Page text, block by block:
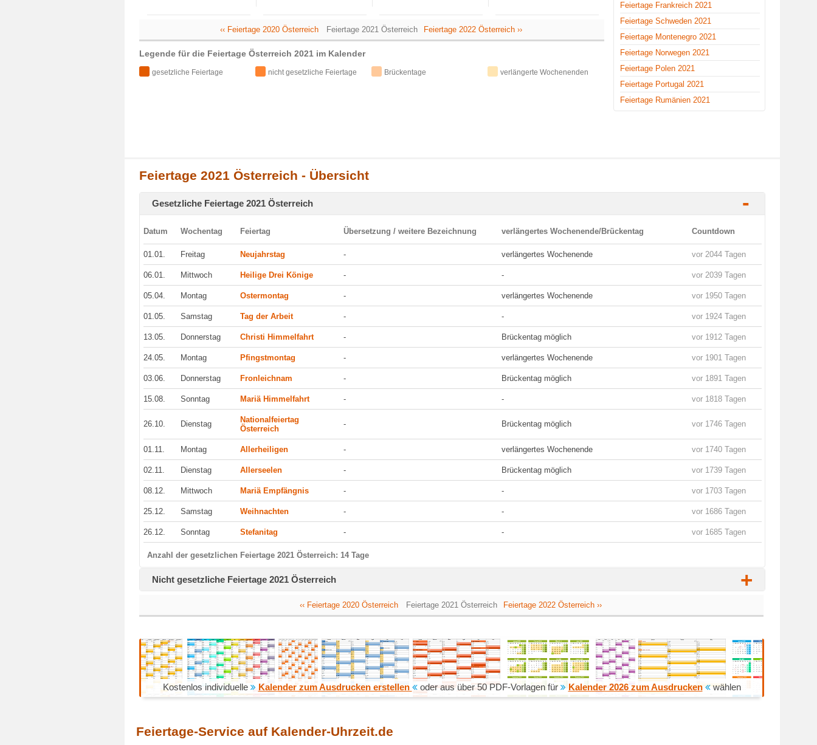
‹‹ Feiertage 2020 Österreich Feiertage 2021 Österreich Feiertage 2022 Österreich ››
Legende für die Feiertage Österreich 2021 im Kalender
gesetzliche Feiertage nicht gesetzliche Feiertage Brückentage verlängerte Wochenenden
Feiertage Frankreich 2021
Feiertage Schweden 2021
Feiertage Montenegro 2021
Feiertage Norwegen 2021
Feiertage Polen 2021
Feiertage Portugal 2021
Feiertage Rumänien 2021
Feiertage 2021 Österreich - Übersicht
Gesetzliche Feiertage 2021 Österreich -
Datum Wochentag Feiertag Übersetzung / weitere Bezeichnung verlängertes Wochenende/Brückentag Countdown
01.01. Freitag Neujahrstag - verlängertes Wochenende vor 2044 Tagen
06.01. Mittwoch Heilige Drei Könige - - vor 2039 Tagen
05.04. Montag Ostermontag - verlängertes Wochenende vor 1950 Tagen
01.05. Samstag Tag der Arbeit - - vor 1924 Tagen
13.05. Donnerstag Christi Himmelfahrt - Brückentag möglich vor 1912 Tagen
24.05. Montag Pfingstmontag - verlängertes Wochenende vor 1901 Tagen
03.06. Donnerstag Fronleichnam - Brückentag möglich vor 1891 Tagen
15.08. Sonntag Mariä Himmelfahrt - - vor 1818 Tagen
26.10. Dienstag
Nationalfeiertag
Österreich
- Brückentag möglich vor 1746 Tagen
01.11. Montag Allerheiligen - verlängertes Wochenende vor 1740 Tagen
02.11. Dienstag Allerseelen - Brückentag möglich vor 1739 Tagen
08.12. Mittwoch Mariä Empfängnis - - vor 1703 Tagen
25.12. Samstag Weihnachten - - vor 1686 Tagen
26.12. Sonntag Stefanitag - - vor 1685 Tagen
Anzahl der gesetzlichen Feiertage 2021 Österreich: 14 Tage
Nicht gesetzliche Feiertage 2021 Österreich +
‹‹ Feiertage 2020 Österreich Feiertage 2021 Österreich Feiertage 2022 Österreich ››
Kostenlos individuelle Kalender zum Ausdrucken erstellen oder aus über 50 PDF-Vorlagen für Kalender 2026 zum Ausdrucken wählen
Feiertage-Service auf Kalender-Uhrzeit.de